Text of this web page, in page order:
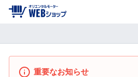
企業情報
カート
重要なお知らせ